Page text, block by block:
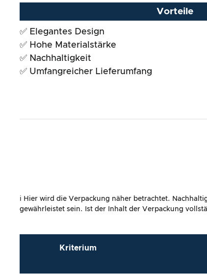
Preis-/ Leistungsverhältnis
Gesamtergebnis
Vorteile
✅ Elegantes Design
✅ Hohe Materialstärke
✅ Nachhaltigkeit
✅ Umfangreicher Lieferumfang
ℹ️ Hier wird die Verpackung näher betrachtet.
gewährleistet sein. Ist der Inhalt der Verpackung
Kriterium